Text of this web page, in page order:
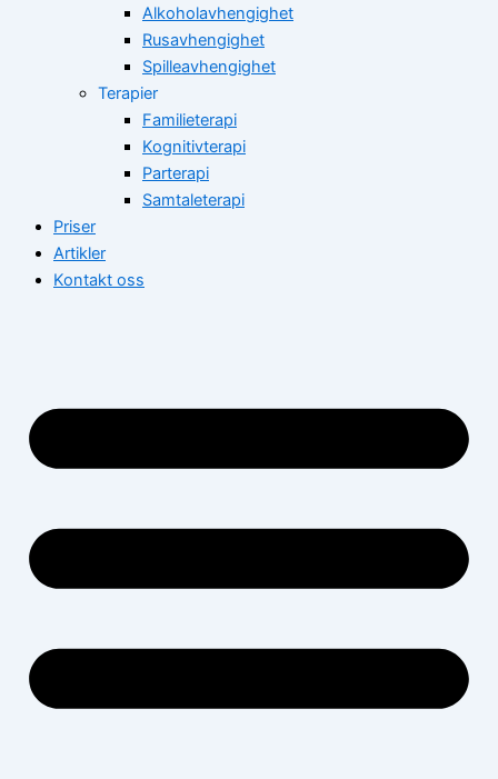
Alkoholavhengighet
Rusavhengighet
Spilleavhengighet
Terapier
Familieterapi
Kognitivterapi
Parterapi
Samtaleterapi
Priser
Artikler
Kontakt oss